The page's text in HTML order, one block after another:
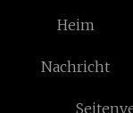
Heim
Nachricht